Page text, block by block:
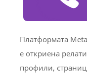
Платформата
е откриена
профили,